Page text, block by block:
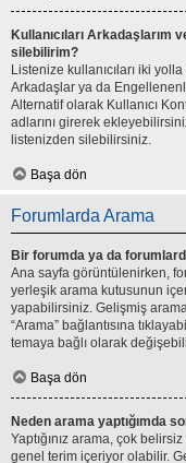
Kullanıcıları
silebilirim?
Listenize kullanıcıları iki
Arkadaşlar ya da
Alternatif olarak Kullanıcı
adlarını girerek
listenizden silebilirsiniz.
Başa dön
Forumlarda Arama
Bir forumda ya da
Ana sayfa görüntülenirken,
yerleşik arama kutusunun
yapabilirsiniz. Gelişmiş
“Arama” bağlantısına
temaya bağlı olarak
Başa dön
Neden arama yaptığımda
Yaptığınız arama, çok
genel terim içeriyor olabilir.